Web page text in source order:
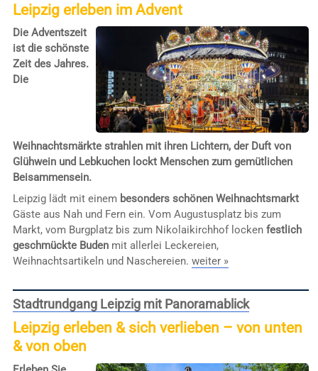
Leipzig erleben im Advent
Die Adventszeit
ist die schönste
Zeit des Jahres.
Die
Weihnachtsmärkte strahlen mit ihren Lichtern, der Duft von
Glühwein und Lebkuchen lockt Menschen zum gemütlichen
Beisammensein.
Leipzig lädt mit einem besonders schönen Weihnachtsmarkt
Gäste aus Nah und Fern ein. Vom Augustusplatz bis zum
Markt, vom Burgplatz bis zum Nikolaikirchhof locken festlich
geschmückte Budenmit allerlei Leckereien,
Weihnachtsartikeln und Naschereien. weiter »
Stadtrundgang Leipzig mit Panoramablick
Leipzig erleben & sich verlieben – von unten
& von oben